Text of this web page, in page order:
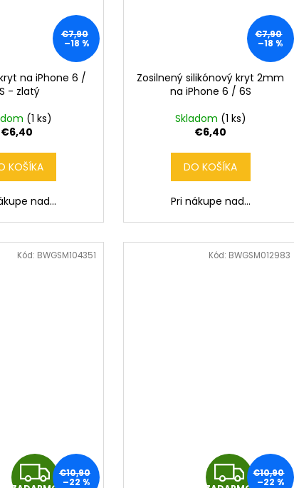
€7,90
–18 %
na iPhone 6 /
- zlatý
(1 ks)
€6,40
KOŠÍKA
nad...
€7,90
–18 %
Zosilnený silikónový kryt 2mm
na iPhone 6 / 6S
Skladom (1 ks)
€6,40
DO KOŠÍKA
Pri nákupe nad...
Z€10,90
–22 %
Kód: BWGSM104351
Z€10,90
–22 %
Kód: BWGSM012983